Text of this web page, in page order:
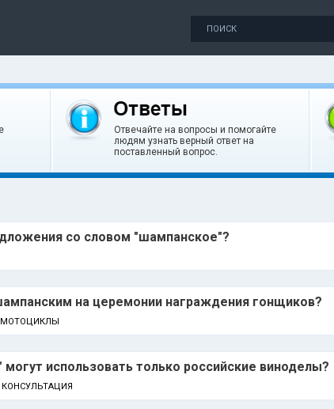
Отвечайте на вопросы и помогайте
людям узнать верный ответ на
поставленный вопрос.
со словом "шампанское"?
на церемонии награждения гонщиков?
использовать только российские виноделы?